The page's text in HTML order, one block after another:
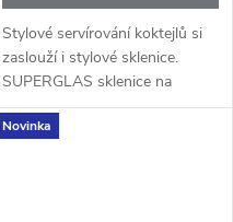
Stylové servírování koktejlů si
zaslouží i stylové sklenice.
SUPERGLAS sklenice na
koktejl 300 ml od značky Koziol
jsou ideální pro oblíbené drinky
Novinka